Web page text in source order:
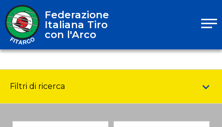
Federazione
Italiana Tiro
con l'Arco
Filtri di ricerca